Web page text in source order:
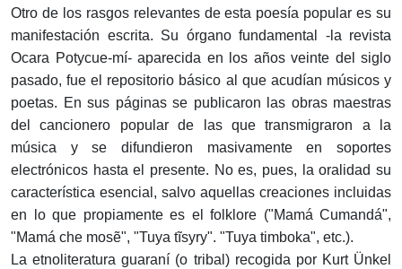
Otro de los rasgos relevantes de esta poesía popular es su
manifestación escrita. Su órgano fundamental -la revista
Ocara Potycue-mí- aparecida en los años veinte del siglo
pasado, fue el repositorio básico al que acudían músicos y
poetas. En sus páginas se publicaron las obras maestras
del cancionero popular de las que transmigraron a la
música y se difundieron masivamente en soportes
electrónicos hasta el presente. No es, pues, la oralidad su
característica esencial, salvo aquellas creaciones incluidas
en lo que propiamente es el folklore ("Mamá Cumandá",
"Mamá che mosẽ", "Tuya tĩsyry". "Tuya timboka", etc.).
La etnoliteratura guaraní (o tribal) recogida por Kurt Ünkel